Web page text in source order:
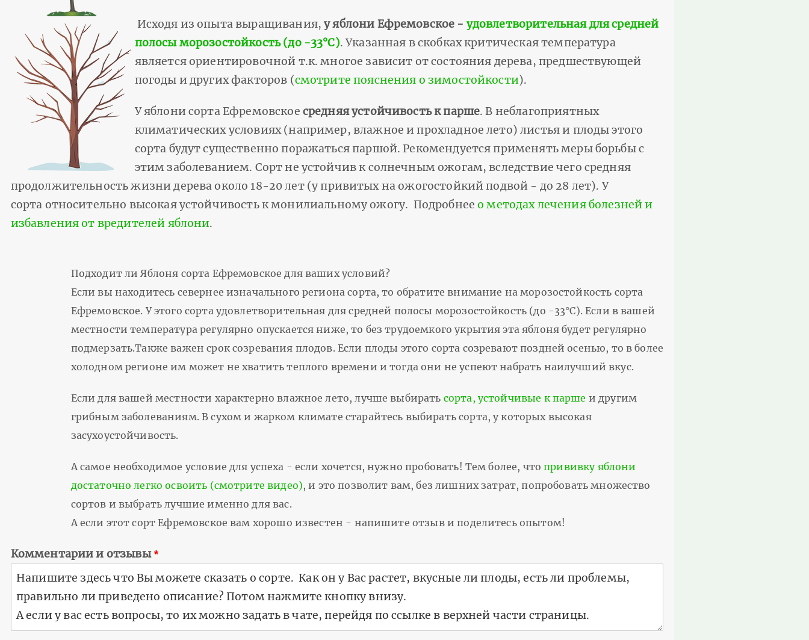
Исходя из опыта выращивания,у яблони Ефремовское - удовлетворительная для средней
полосы морозостойкость (до -33°С). Указанная в скобках критическая температура
является ориентировочной т.к. многое зависит от состояния дерева, предшествующей
погоды и других факторов (смотрите пояснения о зимостойкости).
У яблони сорта Ефремовское средняя устойчивость к парше. В неблагоприятных
климатических условиях (например, влажное и прохладное лето) листья и плоды этого
сорта будут существенно поражаться паршой. Рекомендуется применять меры борьбы с
этим заболеванием. Сорт не устойчив к солнечным ожогам, вследствие чего средняя
продолжительность жизни дерева около 18-20 лет (у привитых на ожогостойкий подвой - до 28 лет). У
сорта относительно высокая устойчивость к монилиальному ожогу. Подробнеео методах лечения болезней и
избавления от вредителей яблони.
Подходит ли Яблоня сорта Ефремовское для ваших условий?
Если вы находитесь севернее изначального региона сорта, то обратите внимание на морозостойкость сорта
Ефремовское. У этого сорта удовлетворительная для средней полосы морозостойкость (до -33°С). Если в вашей
местности температура регулярно опускается ниже, то без трудоемкого укрытия эта яблоня будет регулярно
подмерзать.Также важен срок созревания плодов. Если плоды этого сорта созревают поздней осенью, то в более
холодном регионе им может не хватить теплого времени и тогда они не успеют набрать наилучший вкус.
Если для вашей местности характерно влажное лето, лучше выбирать сорта, устойчивые к парше и другим
грибным заболеваниям. В сухом и жарком климате старайтесь выбирать сорта, у которых высокая
засухоустойчивость.
А самое необходимое условие для успеха - если хочется, нужно пробовать! Тем более, чтопрививку яблони
достаточно легко освоить (смотрите видео), и это позволит вам, без лишних затрат, попробовать множество
сортов и выбрать лучшие именно для вас.
А если этот сорт Ефремовское вам хорошо известен - напишите отзыв и поделитесь опытом!
Комментарии и отзывы